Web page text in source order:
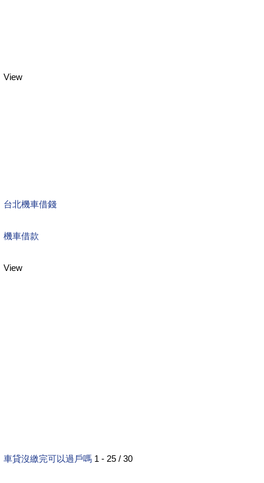
View
台北機車借錢
機車借款
View
車貸沒繳完可以過戶嗎 1 - 25 / 30